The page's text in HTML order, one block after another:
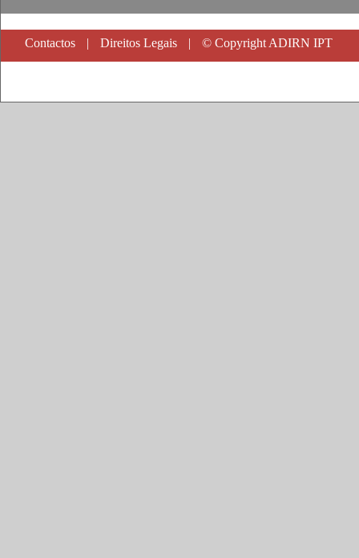
Contactos | Direitos Legais | © Copyright ADIRN IPT